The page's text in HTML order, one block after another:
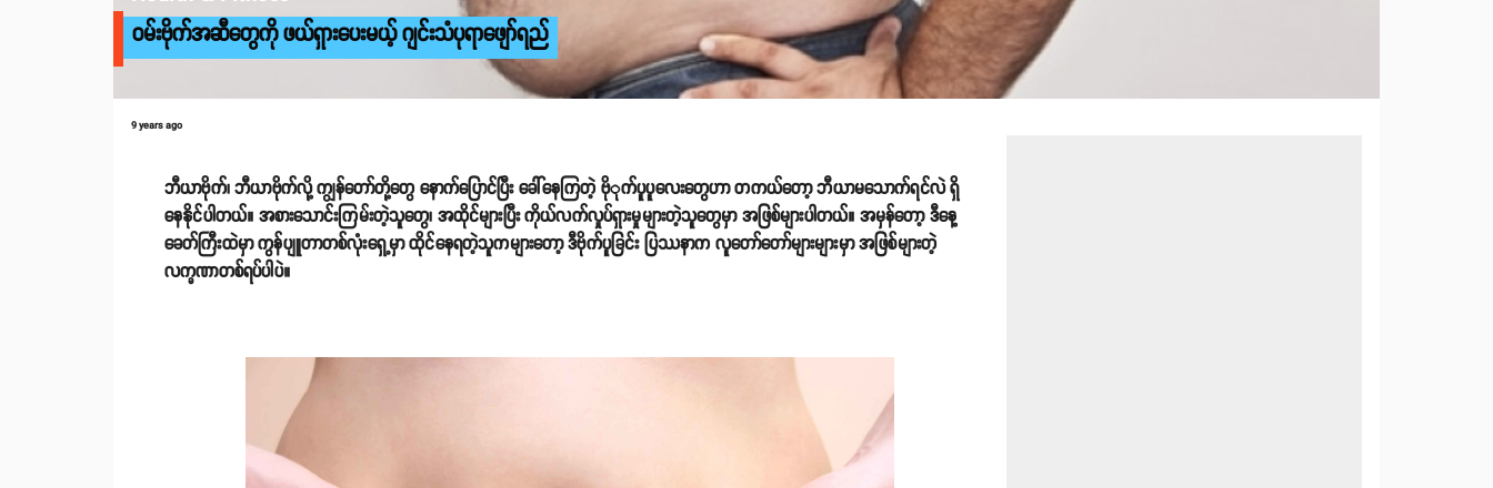
ဝမ်းဗိုက်အဆီတွေကို ဖယ်ရှားပေးမယ့် ဂျင်းသံပုရာဖျော်ရည်
9 years ago
ဘီယာဗိုက်၊ ဘီယာဗိုက်လို့ ကျွန်တော်တို့တွေ နောက်ပြောင်ပြီး ခေါ်နေကြတဲ့ ဗိုုက်ပူပူလေးတွေဟာ တကယ်တော့ ဘီယာမသောက်ရင်လဲ ရှိ
နေနိုင်ပါတယ်။ အစားသောင်းကြမ်းတဲ့သူတွေ၊ အထိုင်များပြီး ကိုယ်လက်လှုပ်ရှားမှုများတဲ့သူတွေမှာ အဖြစ်များပါတယ်။ အမှန်တော့ ဒီနေ့
ခေတ်ကြီးထဲမှာ ကွန်ပျူတာတစ်လုံးရှေ့မှာ ထိုင်နေရတဲ့သူကများတော့ ဒီဗိုက်ပူခြင်း ပြဿနာက လူတော်တော်များများမှာ အဖြစ်များတဲ့
လက္ခဏာတစ်ရပ်ပါပဲ။